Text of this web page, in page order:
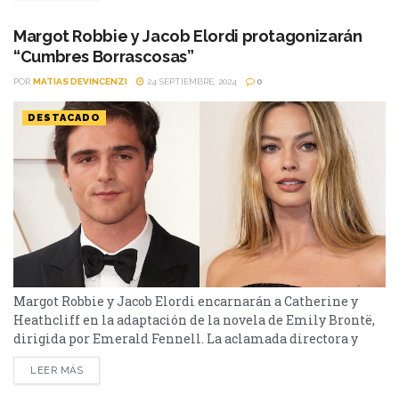
Margot Robbie y Jacob Elordi protagonizarán
“Cumbres Borrascosas”
POR MATIAS DEVINCENZI 24 SEPTIEMBRE, 2024 0
DESTACADO
Margot Robbie y Jacob Elordi encarnarán a Catherine y
Heathcliff en la adaptación de la novela de Emily Brontë,
dirigida por Emerald Fennell. La aclamada directora y
guionista Emerald Fennell, conocida por su película
"Promising Young Woman" (2020), llevará a la gran
LEER MÁS